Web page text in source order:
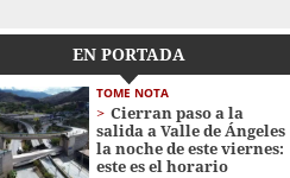
EN PORTADA
TOME NOTA
Cierran paso a la
salida a Valle de Ángeles
la noche de este viernes:
este es el horario